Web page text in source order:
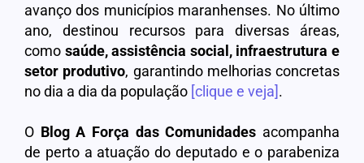
avanço dos municípios maranhenses. No último
ano, destinou recursos para diversas áreas,
como saúde, assistência social, infraestrutura e
setor produtivo, garantindo melhorias concretas
no dia a dia da população [clique e veja].
O Blog A Força das Comunidades acompanha
de perto a atuação do deputado e o parabeniza